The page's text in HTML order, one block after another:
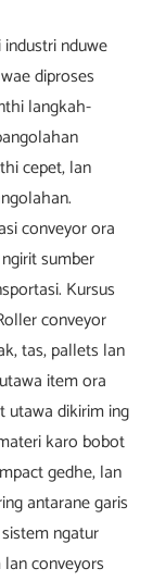
nduwe
diproses
langkah-
cepet, lan
conveyor ora
sumber
Kursus
conveyor
tas, pallets lan
item ora
utawa dikirim ing
karo bobot
gedhe, lan
antarane garis
ngatur
conveyors